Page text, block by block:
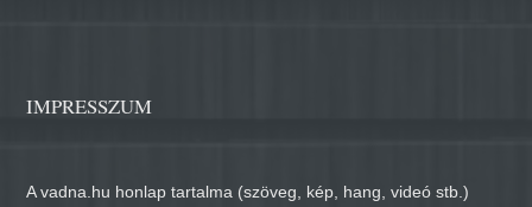
IMPRESSZUM
A vadna.hu honlap tartalma (szöveg, kép, hang, videó stb.)